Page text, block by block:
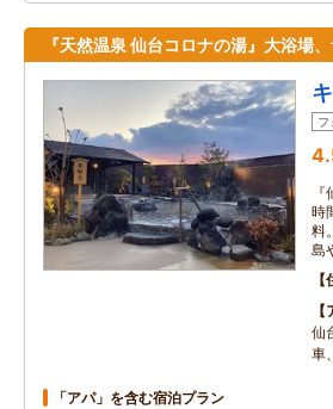
『天然温泉 仙台コロナの湯』大浴場
フ
時
料
島
仙
車
「アパ」を含む宿泊プラン